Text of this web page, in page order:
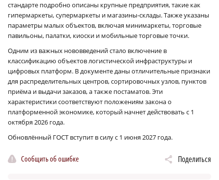
стандарте подробно описаны крупные предприятия, такие как
гипермаркеты, супермаркеты и магазины-склады. Также указаны
параметры малых объектов, включая минимаркеты, торговые
павильоны, палатки, киоски и мобильные торговые точки.
Одним из важных нововведений стало включение в
классификацию объектов логистической инфраструктуры и
цифровых платформ. В документе даны отличительные признаки
для распределительных центров, сортировочных узлов, пунктов
приёма и выдачи заказов, а также постаматов. Эти
характеристики соответствуют положениям закона о
платформенной экономике, который начнет действовать с 1
октября 2026 года.
Обновлённый ГОСТ вступит в силу с 1 июня 2027 года.
Сообщить об ошибке Поделиться